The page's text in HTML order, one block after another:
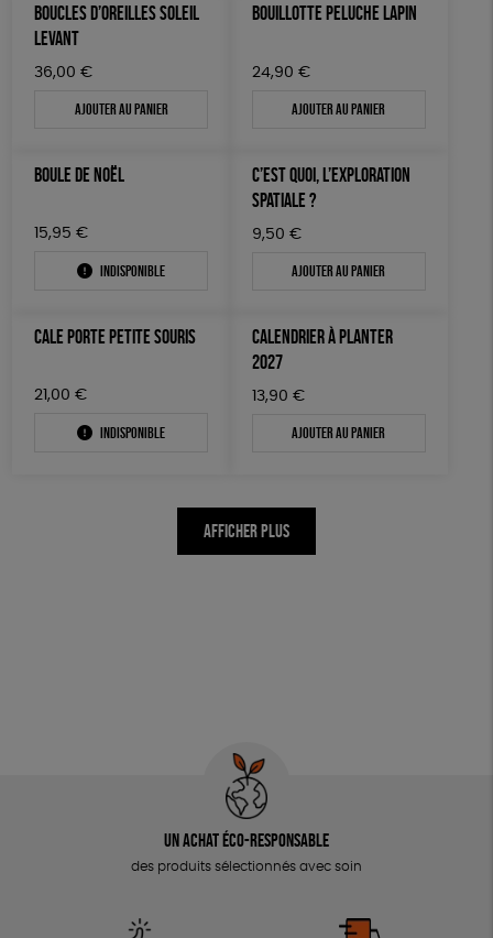
BOUCLES D’OREILLES SOLEIL
LEVANT
36,00 €
Ajouter au panier
BOUILLOTTE PELUCHE LAPIN
24,90 €
Ajouter au panier
BOULE DE NOËL
15,95 €
Indisponible
C’EST QUOI, L’EXPLORATION
SPATIALE ?
9,50 €
Ajouter au panier
CALE PORTE PETITE SOURIS
21,00 €
Indisponible
CALENDRIER À PLANTER
2027
13,90 €
Ajouter au panier
AFFICHER PLUS
Un achat éco-responsable
des produits sélectionnés avec soin